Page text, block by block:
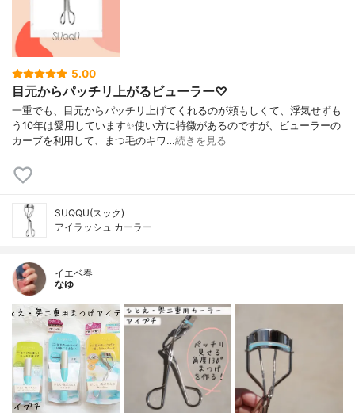
5.00
目元からパッチリ上がるビューラー♡
一重でも、目元からパッチリ上げてくれるのが頼もしくて、浮気せずも
う10年は愛用しています✨使い方に特徴があるのですが、ビューラーの
カーブを利用して、まつ毛のキワ…続きを見る
SUQQU(スック)
アイラッシュ カーラー
イエベ春
なゆ